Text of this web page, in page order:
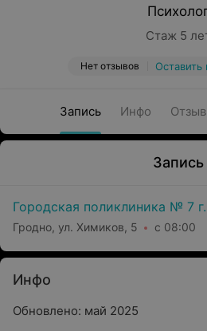
Стаж 5
Нет отзывов Оставить
Запись Инфо
Запись
Городская поликлиника № 7
Гродно, ул. Химиков, 5 с 08:00
Инфо
Обновлено: май 2025